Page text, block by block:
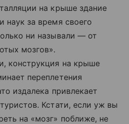
на крыше здание
наук за время своего
ни называли — от
мозгов».
конструкция на крыше
переплетения
издалека привлекает
Кстати, если уж вы
на «мозг» поближе, не